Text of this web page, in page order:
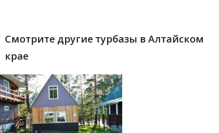
Смотрите другие турбазы в Алтайском
крае